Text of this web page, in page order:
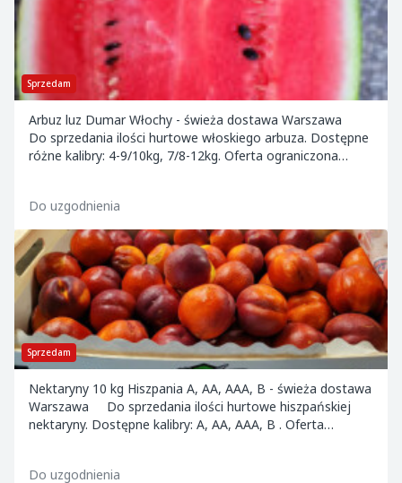
Sprzedam
Arbuz luz Dumar Włochy - świeża dostawa Warszawa
Do sprzedania ilości hurtowe włoskiego arbuza. Dostępne
różne kalibry: 4-9/10kg, 7/8-12kg. Oferta ograniczona
Do uzgodnienia
Sprzedam
Nektaryny 10 kg Hiszpania A, AA, AAA, B - świeża dostawa
Warszawa Do sprzedania ilości hurtowe hiszpańskiej
nektaryny. Dostępne kalibry: A, AA, AAA, B . Oferta
Do uzgodnienia